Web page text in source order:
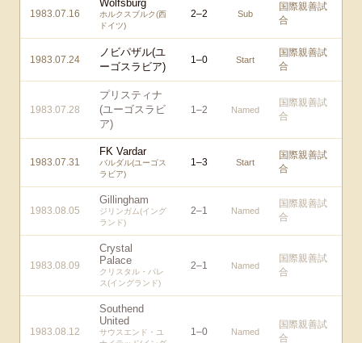
1983.07.16
Wolfsburg
ホルクスブルク(西
ドイツ)
2–2 Sub
国際親善試
合
1983.07.24
ノビパザル(ユ
ーゴスラビア)
1–0 Start
国際親善試
合
1983.07.28
プリスティナ
(ユーゴスラビ
ア)
1–2 Named
国際親善試
合
1983.07.31
FK Vardar
バルダル(ユーゴス
ラビア)
1–3 Start
国際親善試
合
1983.08.05
Gillingham
ジリンガム(イング
ランド)
2–1 Named
国際親善試
合
1983.08.09
Crystal
Palace
クリスタル・パレ
ス(イングランド)
2–1 Named
国際親善試
合
1983.08.12
Southend
United
サウスエンド・ユ
1–0 Named
国際親善試
合